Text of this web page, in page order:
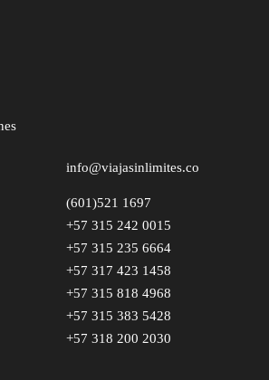
info@viajasinlimites.co
(601)521 1697
+57 315 242 0015
+57 315 235 6664
+57 317 423 1458
+57 315 818 4968
+57 315 383 5428
+57 318 200 2030